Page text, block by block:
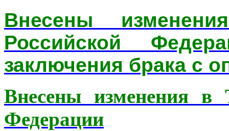
Внесены
Российской
заключения брака с
Внесены изменения в
Федерации